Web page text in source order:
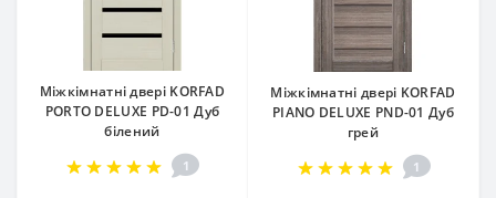
Міжкімнатні двері KORFAD
PORTO DELUXE PD-01 Дуб
білений
1
Міжкімнатні двері KORFAD
PIANO DELUXE PND-01 Дуб
грей
1